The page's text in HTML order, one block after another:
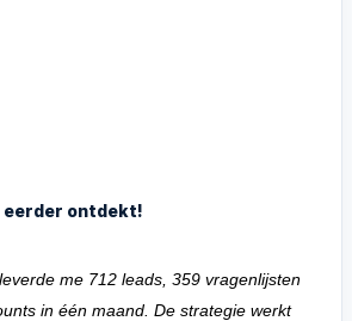
eerder ontdekt!
me 712 leads, 359 vragenlijsten
in één maand. De strategie werkt